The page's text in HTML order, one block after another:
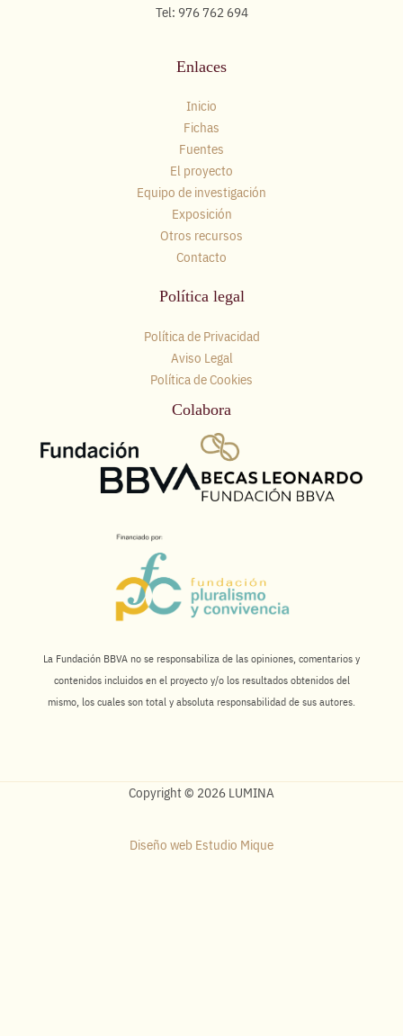
Tel: 976 762 694
Enlaces
Inicio
Fichas
Fuentes
El proyecto
Equipo de investigación
Exposición
Otros recursos
Contacto
Política legal
Política de Privacidad
Aviso Legal
Política de Cookies
Colabora
La Fundación BBVA no se responsabiliza de las opiniones, comentarios y
contenidos incluidos en el proyecto y/o los resultados obtenidos del
mismo, los cuales son total y absoluta responsabilidad de sus autores.
Copyright © 2026 LUMINA
Diseño web Estudio Mique